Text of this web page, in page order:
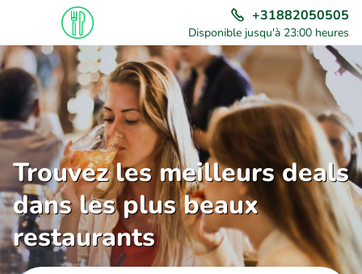
+31882050505
Disponible jusqu'à 23:00 heures
Trouvez les meilleurs deals
dans les plus beaux
restaurants